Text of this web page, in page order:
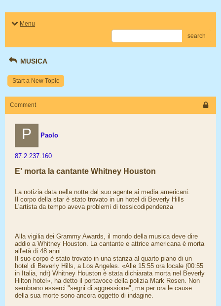
Menu
search
MUSICA
Start a New Topic
Comment
P Paolo
87.2.237.160
E' morta la cantante Whitney Houston
La notizia data nella notte dal suo agente ai media americani.
Il corpo della star è stato trovato in un hotel di Beverly Hills
L'artista da tempo aveva problemi di tossicodipendenza
Alla vigilia dei Grammy Awards, il mondo della musica deve dire
addio a Whitney Houston. La cantante e attrice americana è morta
all'età di 48 anni.
Il suo corpo è stato trovato in una stanza al quarto piano di un
hotel di Beverly Hills, a Los Angeles. «Alle 15:55 ora locale (00:55
in Italia, ndr) Whitney Houston è stata dichiarata morta nel Beverly
Hilton hotel», ha detto il portavoce della polizia Mark Rosen. Non
sembrano esserci "segni di aggressione", ma per ora le cause
della sua morte sono ancora oggetto di indagine.